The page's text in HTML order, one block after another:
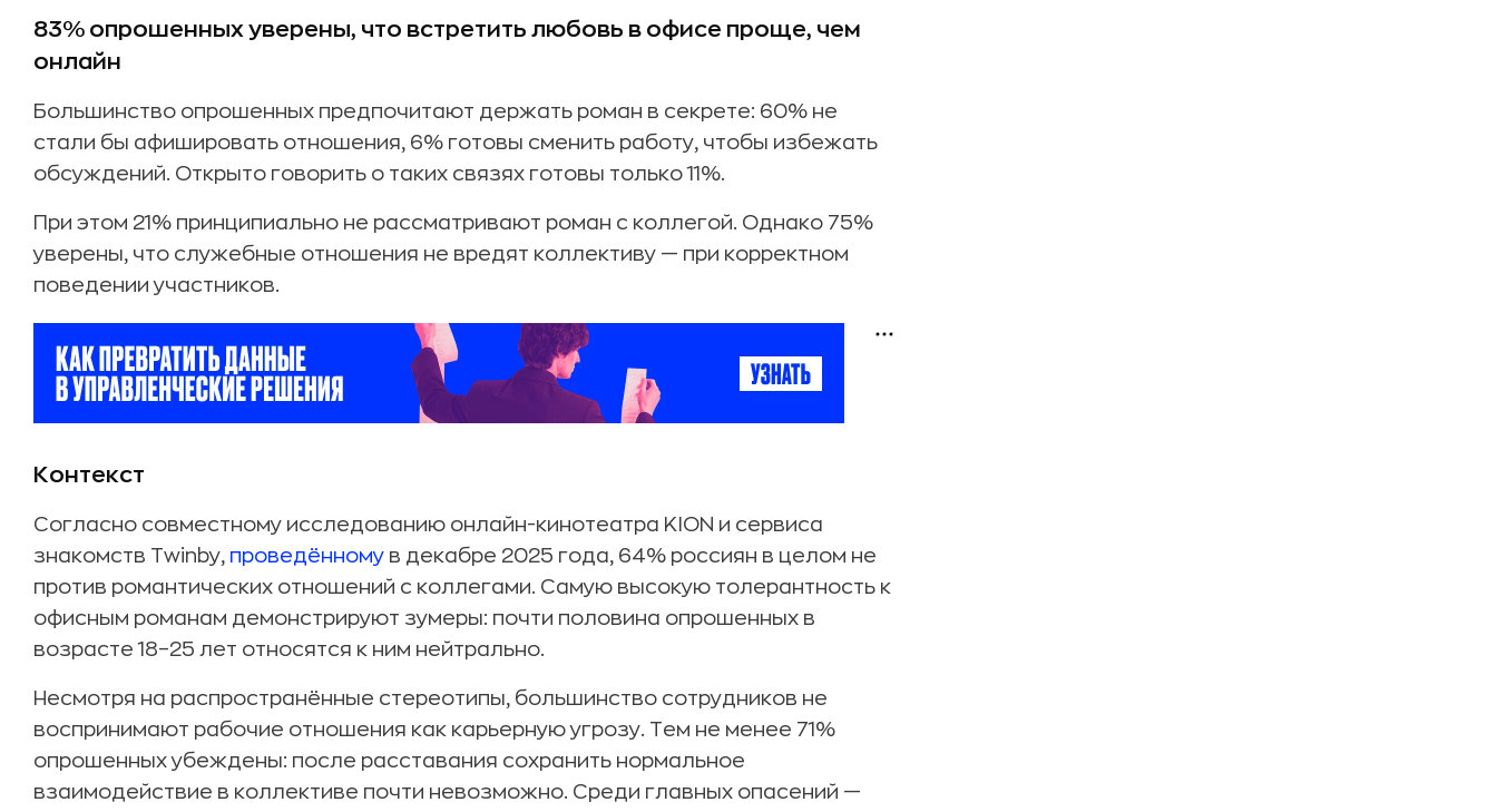
83% опрошенных уверены, что встретить любовь в офисе проще, чем
онлайн
Большинство опрошенных предпочитают держать роман в секрете: 60% не
стали бы афишировать отношения, 6% готовы сменить работу, чтобы избежать
обсуждений. Открыто говорить о таких связях готовы только 11%.
При этом 21% принципиально не рассматривают роман с коллегой. Однако 75%
уверены, что служебные отношения не вредят коллективу — при корректном
поведении участников.
Контекст
Согласно совместному исследованию онлайн-кинотеатра KION и сервиса
знакомств Twinby, проведённому в декабре 2025 года, 64% россиян в целом не
против романтических отношений с коллегами. Самую высокую толерантность к
офисным романам демонстрируют зумеры: почти половина опрошенных в
возрасте 18–25 лет относятся к ним нейтрально.
Несмотря на распространённые стереотипы, большинство сотрудников не
воспринимают рабочие отношения как карьерную угрозу. Тем не менее 71%
опрошенных убеждены: после расставания сохранить нормальное
взаимодействие в коллективе почти невозможно. Среди главных опасений —